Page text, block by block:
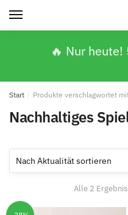
🔥 Nur heute!
Start / Produkte verschlagwortet
Nachhaltiges
Alle 2